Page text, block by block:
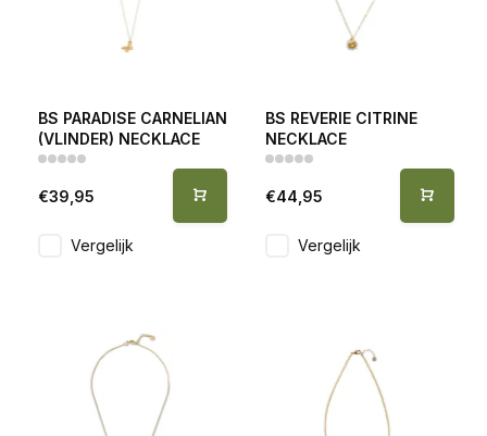
BS PARADISE CARNELIAN
(VLINDER) NECKLACE
€39,95
Vergelijk
BS REVERIE CITRINE
NECKLACE
€44,95
Vergelijk